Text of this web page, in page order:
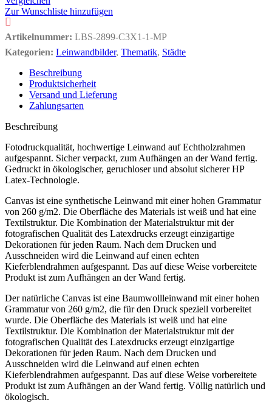
Zur Wunschliste hinzufügen
Artikelnummer: LBS-2899-C3X1-1-MP
Kategorien: Leinwandbilder, Thematik, Städte
Beschreibung
Produktsicherheit
Versand und Lieferung
Zahlungsarten
Beschreibung
Fotodruckqualität, hochwertige Leinwand auf Echtholzrahmen
aufgespannt. Sicher verpackt, zum Aufhängen an der Wand fertig.
Gedruckt in ökologischer, geruchloser und absolut sicherer HP
Latex-Technologie.
Canvas ist eine synthetische Leinwand mit einer hohen Grammatur
von 260 g/m2. Die Oberfläche des Materials ist weiß und hat eine
Textilstruktur. Die Kombination der Materialstruktur mit der
fotografischen Qualität des Latexdrucks erzeugt einzigartige
Dekorationen für jeden Raum. Nach dem Drucken und
Ausschneiden wird die Leinwand auf einen echten
Kieferblendrahmen aufgespannt. Das auf diese Weise vorbereitete
Produkt ist zum Aufhängen an der Wand fertig.
Der natürliche Canvas ist eine Baumwollleinwand mit einer hohen
Grammatur von 260 g/m2, die für den Druck speziell vorbereitet
wurde. Die Oberfläche des Materials ist weiß und hat eine
Textilstruktur. Die Kombination der Materialstruktur mit der
fotografischen Qualität des Latexdrucks erzeugt einzigartige
Dekorationen für jeden Raum. Nach dem Drucken und
Ausschneiden wird die Leinwand auf einen echten
Kieferblendrahmen aufgespannt. Das auf diese Weise vorbereitete
Produkt ist zum Aufhängen an der Wand fertig. Völlig natürlich und
ökologisch.